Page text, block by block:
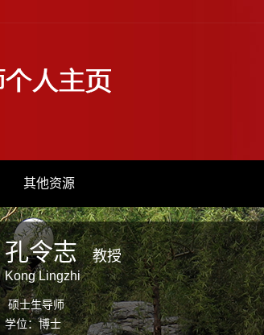
其他资源
孔令志
Kong Lingzhi
教授
硕士生导师
学位：博士